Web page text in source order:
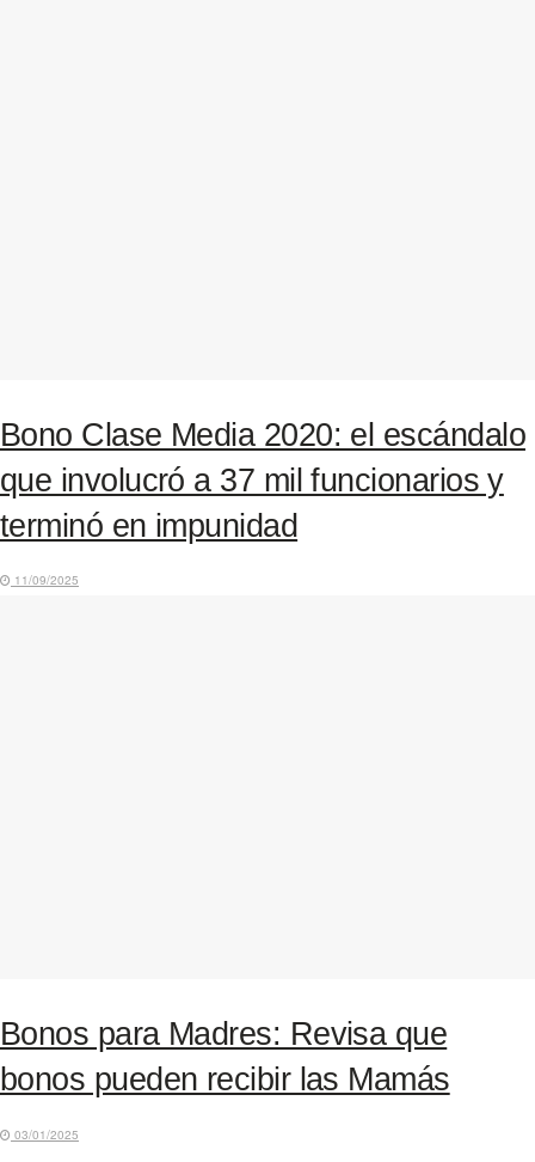
Bono Clase Media 2020: el escándalo
que involucró a 37 mil funcionarios y
terminó en impunidad
11/09/2025
Bonos para Madres: Revisa que
bonos pueden recibir las Mamás
03/01/2025